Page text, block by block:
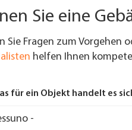
Sie eine
Sie Fragen zum Vorgehen
helfen Ihnen
für ein Objekt handelt es